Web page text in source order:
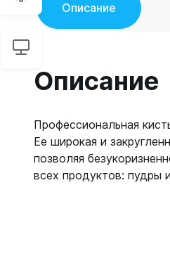
Описание
Описание
Профессиональная
Ее широкая и
позволяя
всех продуктов: пудры